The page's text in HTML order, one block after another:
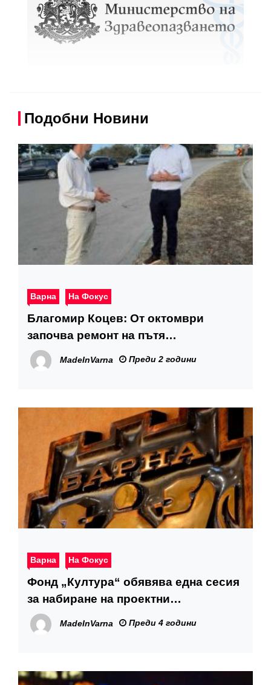
Подобни Новини
Варна На Фокус
Благомир Коцев: От октомври
започва ремонт на пътя
„Аспарухово“ – „Галата“, обходът
ще е през местност „Боровец“
MadeInVarna Преди 2 години
Варна На Фокус
Фонд „Култура“ обявява една сесия
за набиране на проектни
предложения
MadeInVarna Преди 4 години